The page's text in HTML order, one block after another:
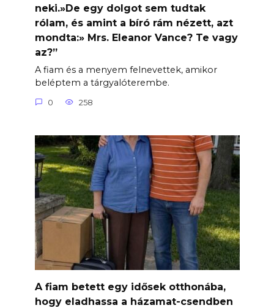
neki.»De egy dolgot sem tudtak
rólam, és amint a bíró rám nézett, azt
mondta:» Mrs. Eleanor Vance? Te vagy
az?”
A fiam és a menyem felnevettek, amikor
beléptem a tárgyalóterembe.
0 258
A fiam betett egy idősek otthonába,
hogy eladhassa a házamat-csendben